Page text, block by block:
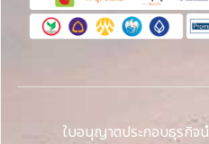
ใบอนุญาตประกอบธุรกิจ